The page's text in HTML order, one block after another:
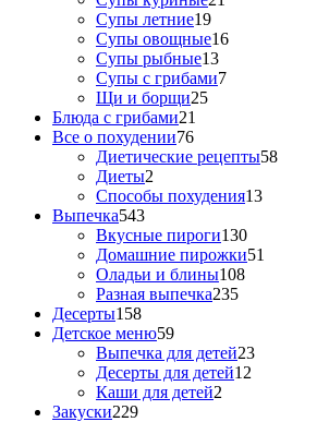
Супы летние19
Супы овощные16
Супы рыбные13
Супы с грибами7
Щи и борщи25
Блюда с грибами21
Все о похудении76
Диетические рецепты58
Диеты2
Способы похудения13
Выпечка543
Вкусные пироги130
Домашние пирожки51
Оладьи и блины108
Разная выпечка235
Десерты158
Детское меню59
Выпечка для детей23
Десерты для детей12
Каши для детей2
Закуски229